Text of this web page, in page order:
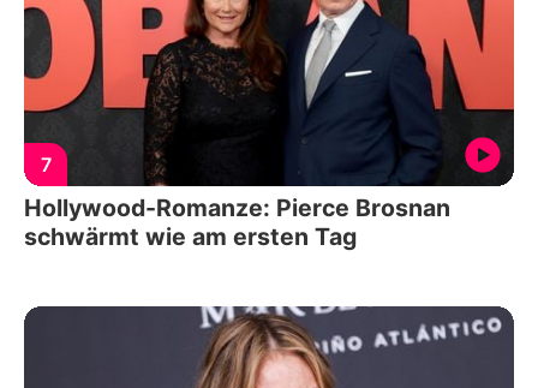
7
Hollywood-Romanze: Pierce Brosnan
schwärmt wie am ersten Tag